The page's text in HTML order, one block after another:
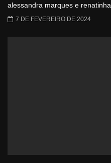
alessandra marques e
7 DE FEVEREIRO DE 2024